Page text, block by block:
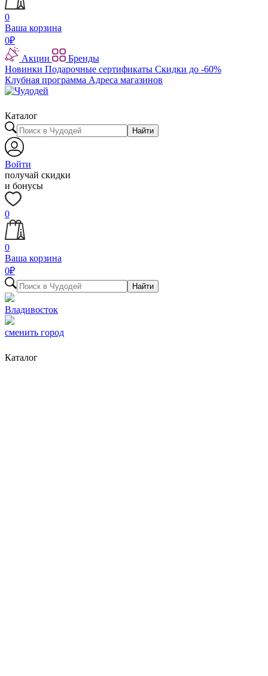
0
Ваша корзина
0₽
Акции
Бренды
Новинки Подарочные сертификаты Скидки до -60%
Клубная программа Адреса магазинов
Каталог
Найти
Войти
получай скидки
и бонусы
0
0
Ваша корзина
0₽
Найти
Владивосток
сменить город
Каталог